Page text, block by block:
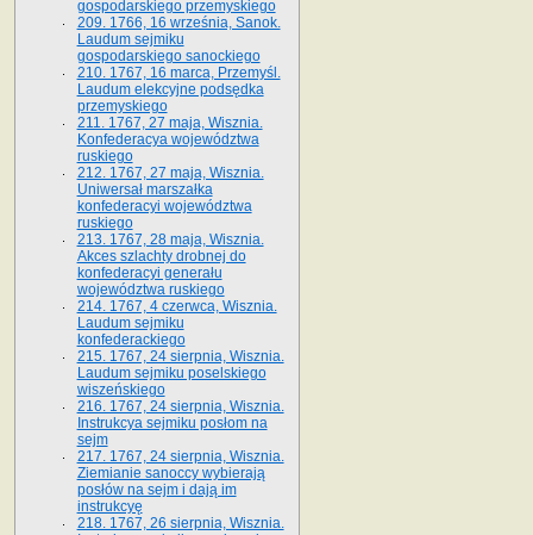
gospodarskiego przemyskiego
209. 1766, 16 września, Sanok.
Laudum sejmiku
gospodarskiego sanockiego
210. 1767, 16 marca, Przemyśl.
Laudum elekcyjne podsędka
przemyskiego
211. 1767, 27 maja, Wisznia.
Konfederacya województwa
ruskiego
212. 1767, 27 maja, Wisznia.
Uniwersał marszałka
konfederacyi województwa
ruskiego
213. 1767, 28 maja, Wisznia.
Akces szlachty drobnej do
konfederacyi generału
województwa ruskiego
214. 1767, 4 czerwca, Wisznia.
Laudum sejmiku
konfederackiego
215. 1767, 24 sierpnia, Wisznia.
Laudum sejmiku poselskiego
wiszeńskiego
216. 1767, 24 sierpnia, Wisznia.
Instrukcya sejmiku posłom na
sejm
217. 1767, 24 sierpnia, Wisznia.
Ziemianie sanoccy wybierają
posłów na sejm i dają im
instrukcyę
218. 1767, 26 sierpnia, Wisznia.